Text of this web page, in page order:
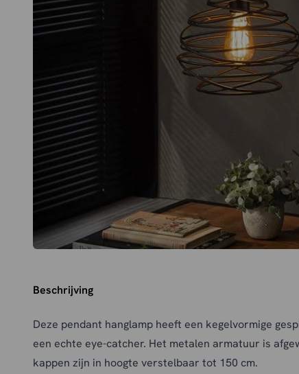
Beschrijving
Deze pendant hanglamp heeft een kegelvormige
een echte eye-catcher. Het metalen armatuur is
kappen zijn in hoogte verstelbaar tot 150 cm.